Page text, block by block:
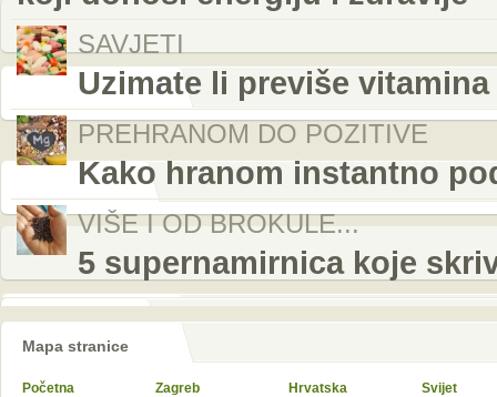
SAVJETI
Uzimate li previše
PREHRANOM DO POZITIVE
Kako hranom instantno
VIŠE I OD BROKULE...
5 supernamirnica koje
Mapa stranice
Početna Zagreb Hrvatska Svijet